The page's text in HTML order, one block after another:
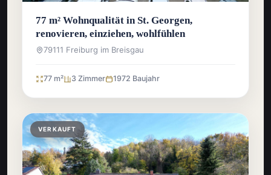
77 m² Wohnqualität in St. Georgen,
renovieren, einziehen, wohlfühlen
79111 Freiburg im Breisgau
77 m² 3 Zimmer 1972 Baujahr
VERKAUFT